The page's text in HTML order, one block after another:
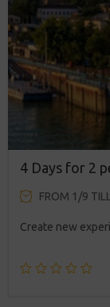
4 Days for 2
FROM 1/9
Create new